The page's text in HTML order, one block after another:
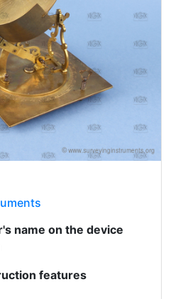
name on the device
features